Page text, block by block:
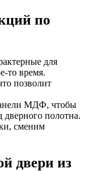
по
для
то время.
позволит
МДФ, чтобы
полотна.
сменим
двери из